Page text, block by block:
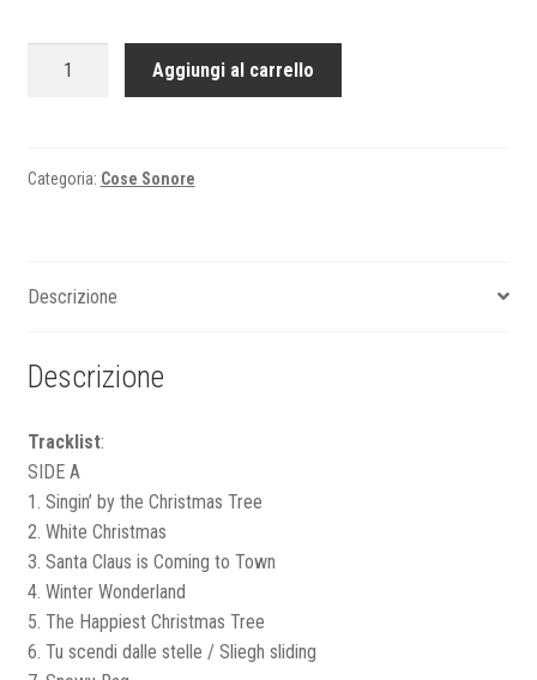
ROARING
Aggiungi al carrello
Categoria: Cose Sonore
Descrizione
Descrizione
Tracklist:
SIDE A
1. Singin’ by the Christmas Tree
2. White Christmas
3. Santa Claus is Coming to Town
4. Winter Wonderland
5. The Happiest Christmas Tree
6. Tu scendi dalle stelle / Sliegh sliding